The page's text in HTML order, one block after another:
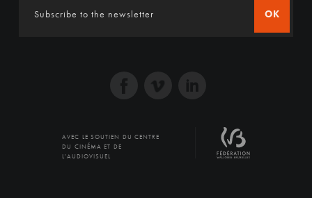
OK
AVEC LE SOUTIEN DU CENTRE
DU CINÉMA ET DE
L'AUDIOVISUEL